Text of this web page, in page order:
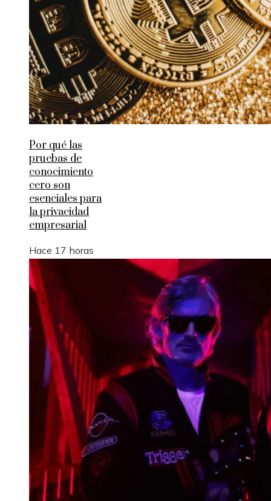
Por qué las
pruebas de
conocimiento
cero son
esenciales para
la privacidad
empresarial
Hace 17 horas